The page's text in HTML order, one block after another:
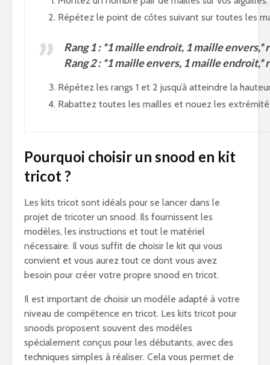
Répétez le point de côtes suivant sur toutes les
Rang 1 : *1 maille endroit, 1 maille envers,*
Rang 2 : *1 maille envers, 1 maille endroit,*
Répétez les rangs 1 et 2 jusqu’à atteindre la
Rabattez toutes les mailles et nouez les
Pourquoi choisir un snood en kit
tricot ?
Les kits tricot sont idéals pour se lancer dans le
projet de tricoter un snood. Ils fournissent les
modèles, les instructions et tout le matériel
nécessaire. Il vous suffit de choisir le kit qui vous
convient et vous aurez tout ce dont vous avez
besoin pour créer votre propre snood en tricot.
Il est important de choisir un modèle adapté à votre
niveau de compétence en tricot. Les kits tricot pour
snoods proposent souvent des modèles
spécialement conçus pour les débutants, avec des
techniques simples à réaliser. Cela vous permet de